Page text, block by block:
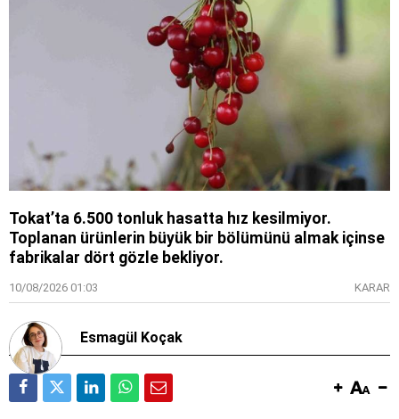
Tokat’ta 6.500 tonluk hasatta hız kesilmiyor.
Toplanan ürünlerin büyük bir bölümünü almak içinse
fabrikalar dört gözle bekliyor.
10/08/2026 01:03 KARAR
Esmagül Koçak